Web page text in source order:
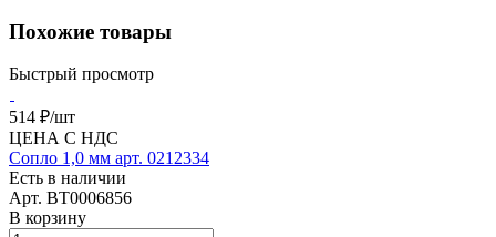
Похожие товары
Быстрый просмотр
514 ₽/шт
ЦЕНА С НДС
Сопло 1,0 мм арт. 0212334
Есть в наличии
Арт. BT0006856
В корзину